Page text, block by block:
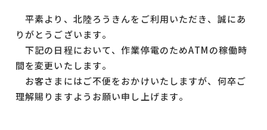
平素より、北陸ろうきんをご利用いただき、誠にあ
りがとうございます。
下記の日程において、作業停電のためATMの稼働時
間を変更いたします。
お客さまにはご不便をおかけいたしますが、何卒ご
理解賜りますようお願い申し上げます。